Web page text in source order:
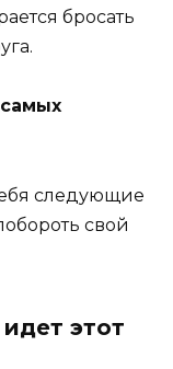
бросать
следующие
свой
этот